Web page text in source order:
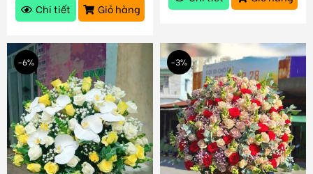
Chi tiết
Giỏ hàng
-6% -3%